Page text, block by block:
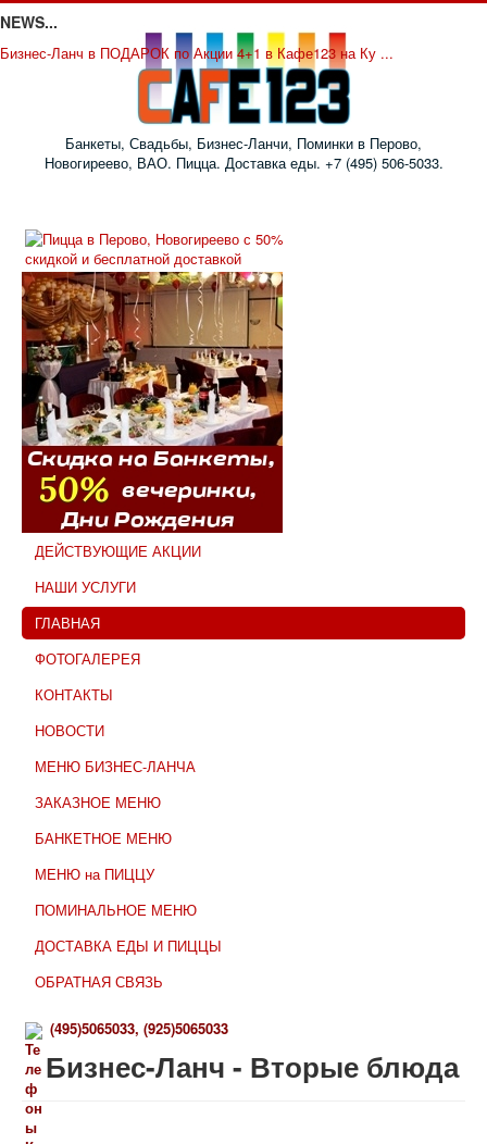
Банкеты, Свадьбы, Бизнес-Ланчи, Поминки в Перово,
Новогиреево, ВАО. Пицца. Доставка еды. +7 (495) 506-5033.
NEWS...
Бизнес-Ланч в ПОДАРОК по Акции 4+1 в Кафе123 на Ку ...
ДЕЙСТВУЮЩИЕ АКЦИИ
НАШИ УСЛУГИ
ГЛАВНАЯ
ФОТОГАЛЕРЕЯ
КОНТАКТЫ
НОВОСТИ
МЕНЮ БИЗНЕС-ЛАНЧА
ЗАКАЗНОЕ МЕНЮ
БАНКЕТНОЕ МЕНЮ
МЕНЮ на ПИЦЦУ
ПОМИНАЛЬНОЕ МЕНЮ
ДОСТАВКА ЕДЫ И ПИЦЦЫ
ОБРАТНАЯ СВЯЗЬ
(495)5065033, (925)5065033
Бизнес-Ланч - Вторые блюда